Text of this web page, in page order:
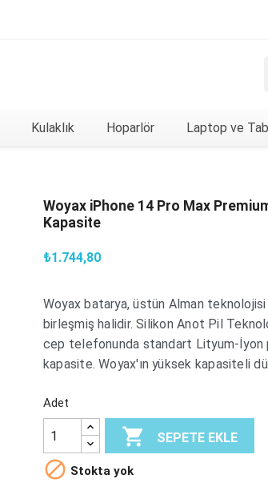
Kulaklık Hoparlör Laptop ve
Woyax iPhone 14 Pro Max
Kapasite
₺1.744,80
Woyax batarya, üstün Alman
birleşmiş halidir. Silikon Anot Pil
cep telefonunda standart Lityum-İyon
kapasite. Woyax'ın yüksek kapasiteli
Adet
 SEPETE EKLE
 Stokta yok